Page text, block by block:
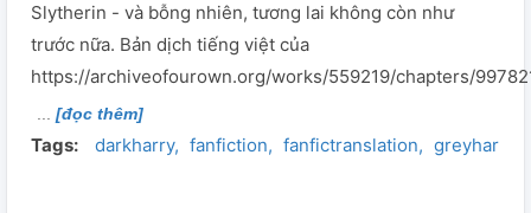
Slytherin - và bỗng nhiên, tương lai không còn như
trước nữa. Bản dịch tiếng việt của
https://archiveofourown.org/works/559219/chapters/
[đọc thêm]
Tags: darkharry fanfiction fanfictranslation greyharry